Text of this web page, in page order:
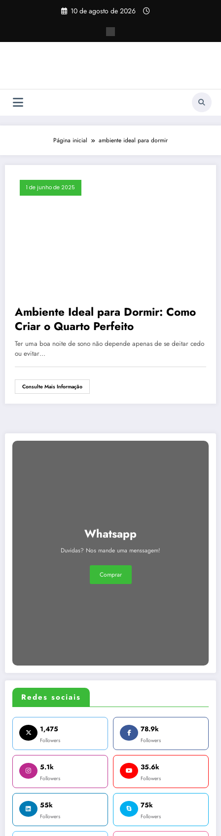
10 de agosto de 2026
Página inicial ambiente ideal para dormir
1 de junho de 2025
Ambiente Ideal para Dormir: Como
Criar o Quarto Perfeito
Ter uma boa noite de sono não depende apenas de se deitar cedo
ou evitar…
Consulte Mais Informação
Whatsapp
Duvidas? Nos mande uma menssagem!
Comprar
Redes sociais
1,475
Followers
78.9k
Followers
5.1k
Followers
35.6k
Followers
55k
Followers
75k
Followers